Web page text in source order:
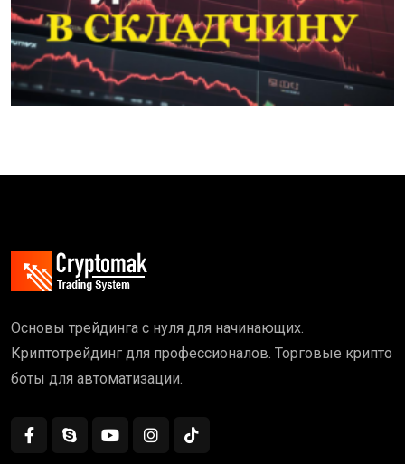
Основы трейдинга с нуля для начинающих.
Криптотрейдинг для профессионалов. Торговые крипто
боты для автоматизации.